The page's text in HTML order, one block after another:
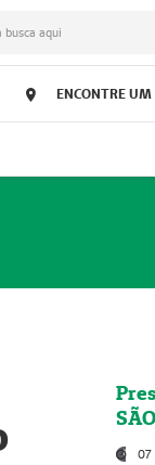
busca aqui
ENCONTRE
07